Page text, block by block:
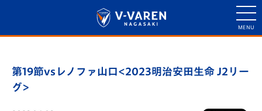
第19節vsレノファ山口<2023明治安田生命 J2リー
グ>